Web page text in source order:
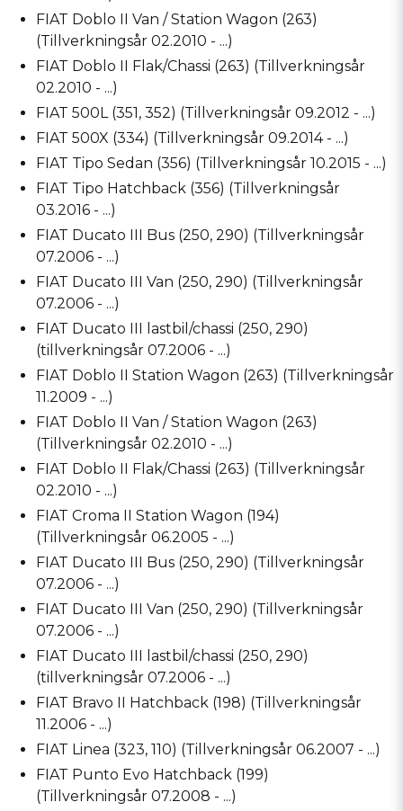
FIAT Doblo II Van / Station Wagon (263)
(Tillverkningsår 02.2010 - ...)
FIAT Doblo II Flak/Chassi (263) (Tillverkningsår
02.2010 - ...)
FIAT 500L (351, 352) (Tillverkningsår 09.2012 - ...)
FIAT 500X (334) (Tillverkningsår 09.2014 - ...)
FIAT Tipo Sedan (356) (Tillverkningsår 10.2015 - ...)
FIAT Tipo Hatchback (356) (Tillverkningsår
03.2016 - ...)
FIAT Ducato III Bus (250, 290) (Tillverkningsår
07.2006 - ...)
FIAT Ducato III Van (250, 290) (Tillverkningsår
07.2006 - ...)
FIAT Ducato III lastbil/chassi (250, 290)
(tillverkningsår 07.2006 - ...)
FIAT Doblo II Station Wagon (263) (Tillverkningsår
11.2009 - ...)
FIAT Doblo II Van / Station Wagon (263)
(Tillverkningsår 02.2010 - ...)
FIAT Doblo II Flak/Chassi (263) (Tillverkningsår
02.2010 - ...)
FIAT Croma II Station Wagon (194)
(Tillverkningsår 06.2005 - ...)
FIAT Ducato III Bus (250, 290) (Tillverkningsår
07.2006 - ...)
FIAT Ducato III Van (250, 290) (Tillverkningsår
07.2006 - ...)
FIAT Ducato III lastbil/chassi (250, 290)
(tillverkningsår 07.2006 - ...)
FIAT Bravo II Hatchback (198) (Tillverkningsår
11.2006 - ...)
FIAT Linea (323, 110) (Tillverkningsår 06.2007 - ...)
FIAT Punto Evo Hatchback (199)
(Tillverkningsår 07.2008 - ...)